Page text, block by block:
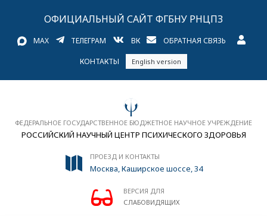
ОФИЦИАЛЬНЫЙ САЙТ ФГБНУ РНЦПЗ
MAX ТЕЛЕГРАМ ВК ОБРАТНАЯ СВЯЗЬ
КОНТАКТЫ English version
ФЕДЕРАЛЬНОЕ ГОСУДАРСТВЕННОЕ БЮДЖЕТНОЕ НАУЧНОЕ УЧРЕЖДЕНИЕ
РОССИЙСКИЙ НАУЧНЫЙ ЦЕНТР ПСИХИЧЕСКОГО ЗДОРОВЬЯ
ПРОЕЗД И КОНТАКТЫ
Москва, Каширское шоссе, 34
ВЕРСИЯ ДЛЯ
СЛАБОВИДЯЩИХ